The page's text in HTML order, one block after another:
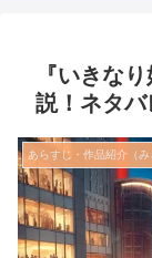
『いきな
説！ネタ
あらすじ・作品紹介（み